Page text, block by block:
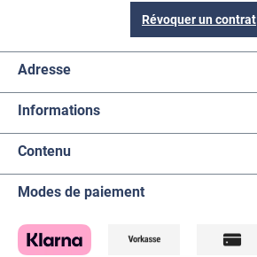
Révoquer un contrat
Adresse
Informations
Contenu
Modes de paiement